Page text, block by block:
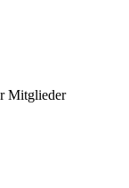
Mitglieder